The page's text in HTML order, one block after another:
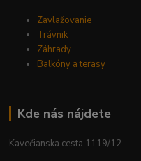
Zavlažovanie
Trávnik
Záhrady
Balkóny a terasy
Kde nás nájdete
Kavečianska cesta 1119/12